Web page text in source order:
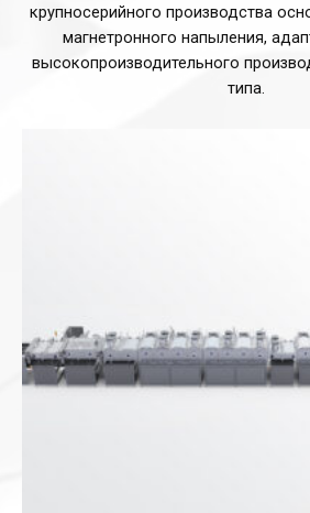
крупносерийного производства
магнетронного напыления,
высокопроизводительного
типа.